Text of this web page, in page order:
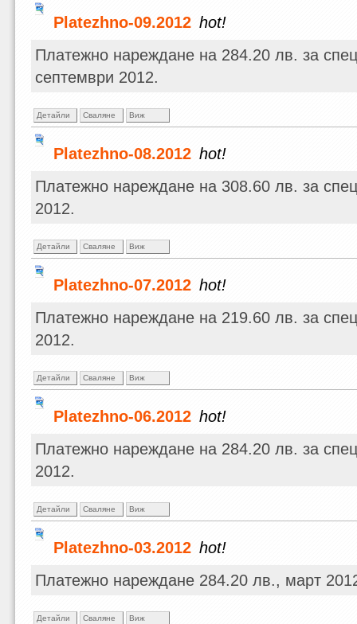
Platezhno-09.2012 hot!
Платежно нареждане на 284.20 лв. за
септември 2012.
Детайли Сваляне Виж
Platezhno-08.2012 hot!
Платежно нареждане на 308.60 лв. за
2012.
Детайли Сваляне Виж
Platezhno-07.2012 hot!
Платежно нареждане на 219.60 лв. за
2012.
Детайли Сваляне Виж
Platezhno-06.2012 hot!
Платежно нареждане на 284.20 лв. за
2012.
Детайли Сваляне Виж
Platezhno-03.2012 hot!
Платежно нареждане 284.20 лв., март
Детайли Сваляне Виж